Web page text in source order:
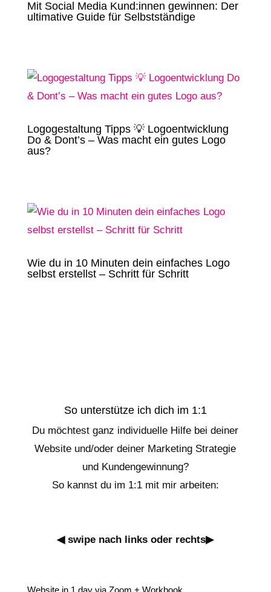
Mit Social Media Kund:innen gewinnen: Der
ultimative Guide für Selbstständige
Logogestaltung Tipps 💡 Logoentwicklung
Do & Dont’s – Was macht ein gutes Logo
aus?
Wie du in 10 Minuten dein einfaches Logo
selbst erstellst – Schritt für Schritt
So unterstütze ich dich im 1:1
Du möchtest ganz individuelle Hilfe bei deiner
Website und/oder deiner Marketing Strategie
und Kundengewinnung?
So kannst du im 1:1 mit mir arbeiten:
◀ swipe nach links oder rechts▶
Website in 1 day via Zoom + Workbook